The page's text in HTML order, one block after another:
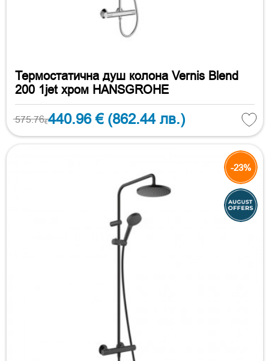
Термостатична душ колона Vernis Blend
200 1jet хром HANSGROHE
575.76€440.96 € (862.44 лв.)
-23%